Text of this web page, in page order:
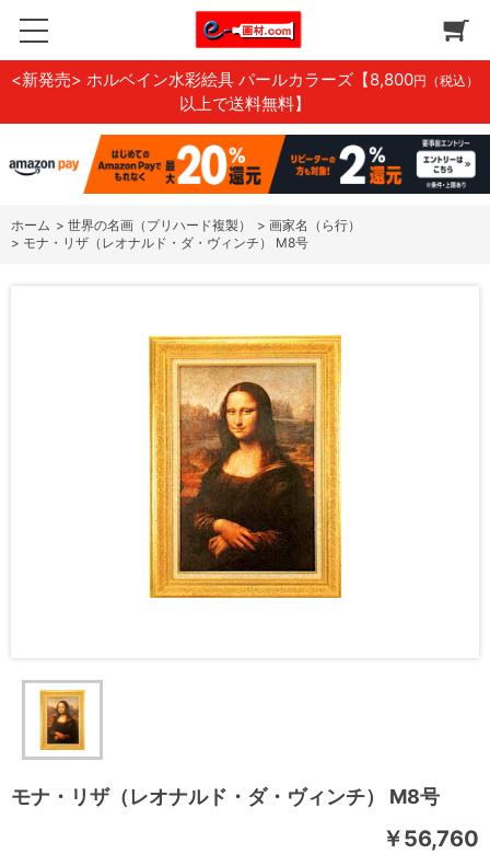
<新発売> ホルベイン水彩絵具 パールカラーズ 【8,800円（税込）
以上で送料無料】
ホーム > 世界の名画（プリハード複製） > 画家名（ら行）
> モナ・リザ（レオナルド・ダ・ヴィンチ） M8号
モナ・リザ（レオナルド・ダ・ヴィンチ） M8号
￥56,760